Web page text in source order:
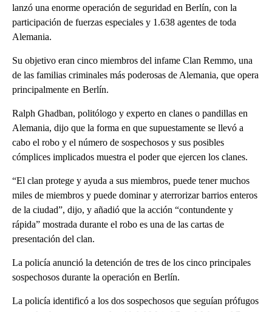
lanzó una enorme operación de seguridad en Berlín, con la
participación de fuerzas especiales y 1.638 agentes de toda
Alemania.
Su objetivo eran cinco miembros del infame Clan Remmo, una
de las familias criminales más poderosas de Alemania, que opera
principalmente en Berlín.
Ralph Ghadban, politólogo y experto en clanes o pandillas en
Alemania, dijo que la forma en que supuestamente se llevó a
cabo el robo y el número de sospechosos y sus posibles
cómplices implicados muestra el poder que ejercen los clanes.
“El clan protege y ayuda a sus miembros, puede tener muchos
miles de miembros y puede dominar y aterrorizar barrios enteros
de la ciudad”, dijo, y añadió que la acción “contundente y
rápida” mostrada durante el robo es una de las cartas de
presentación del clan.
La policía anunció la detención de tres de los cinco principales
sospechosos durante la operación en Berlín.
La policía identificó a los dos sospechosos que seguían prófugos